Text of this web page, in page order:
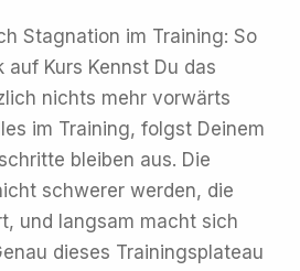
Stagnation im Training: So
auf Kurs Kennst Du das
nichts mehr vorwärts
im Training, folgst Deinem
bleiben aus. Die
schwerer werden, die
und langsam macht sich
dieses Trainingsplateau